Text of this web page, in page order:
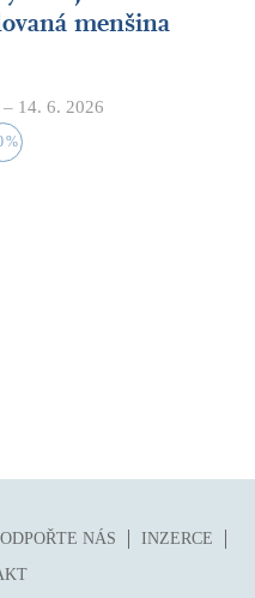
menšina
– 14. 6. 2026
%
NÁS
INZERCE